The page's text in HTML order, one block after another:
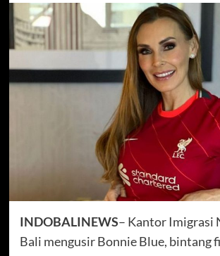
INDOBALINEWS– Kantor Imigrasi
Bali mengusir Bonnie Blue, bintang